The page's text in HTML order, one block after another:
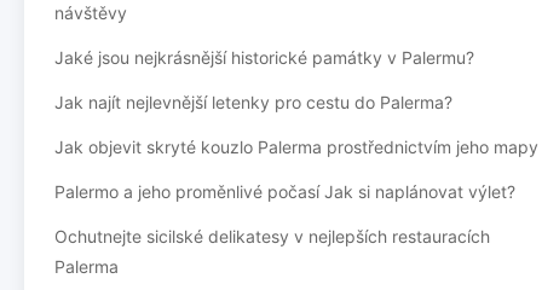
návštěvy
Jaké jsou nejkrásnější historické památky v Palermu?
Jak najít nejlevnější letenky pro cestu do Palerma?
Jak objevit skryté kouzlo Palerma prostřednictvím jeho mapy
Palermo a jeho proměnlivé počasí Jak si naplánovat výlet?
Ochutnejte sicilské delikatesy v nejlepších restauracích
Palerma